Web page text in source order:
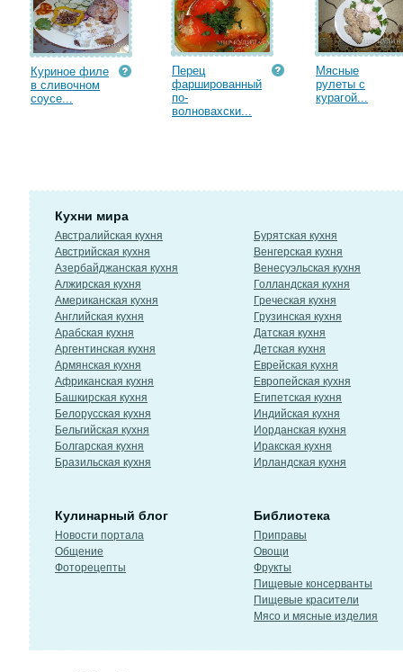
Куриное филе
в сливочном
соусе...
Перец
фаршированный
по-
волновахски...
Мясные
рулеты с
курагой...
Кухни мира
Австралийская кухня
Австрийская кухня
Азербайджанская кухня
Алжирская кухня
Американская кухня
Английская кухня
Арабская кухня
Аргентинская кухня
Армянская кухня
Африканская кухня
Башкирская кухня
Белорусская кухня
Бельгийская кухня
Болгарская кухня
Бразильская кухня
Бурятская кухня
Венгерская кухня
Венесуэльская кухня
Голландская кухня
Греческая кухня
Грузинская кухня
Датская кухня
Детская кухня
Еврейская кухня
Европейская кухня
Египетская кухня
Индийская кухня
Иорданская кухня
Иракская кухня
Ирландская кухня
Кулинарный блог
Новости портала
Общение
Фоторецепты
Библиотека
Приправы
Овощи
Фрукты
Пищевые консерванты
Пищевые красители
Мясо и мясные изделия